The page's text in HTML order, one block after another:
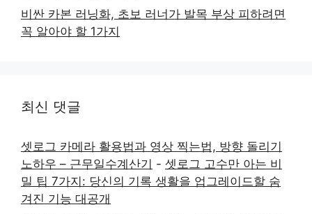
비싼 카본 러닝화, 초보 러너가 발목 부상 피하려면
꼭 알아야 할 1가지
최신 댓글
셋로그 카메라 활용법과 영상 찍는법, 방향 돌리기
노하우 – 근무일수계산기 - 셋로그 고수만 아는 비
밀 팁 7가지: 당신의 기록 생활을 업그레이드할 숨
겨진 기능 대공개